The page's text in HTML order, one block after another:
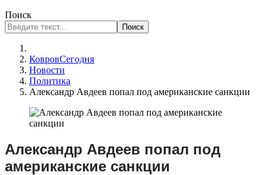
Поиск
Поиск
КовровСегодня
Новости
Политика
Александр Авдеев попал под американские санкции
Александр Авдеев попал под
американские санкции